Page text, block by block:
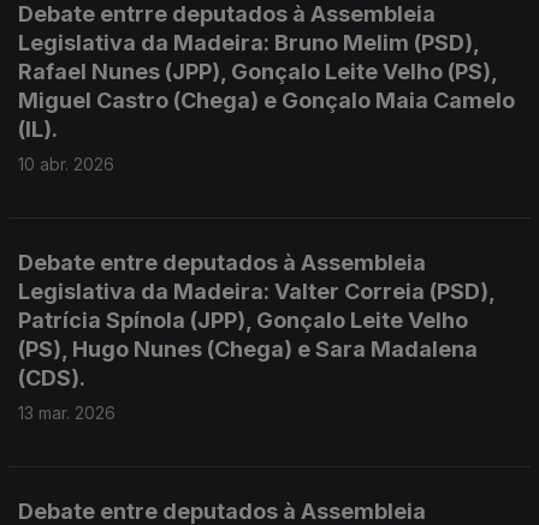
Debate entrre deputados à Assembleia
Legislativa da Madeira: Bruno Melim (PSD),
Rafael Nunes (JPP), Gonçalo Leite Velho (PS),
Miguel Castro (Chega) e Gonçalo Maia Camelo
(IL).
10 abr. 2026
Debate entre deputados à Assembleia
Legislativa da Madeira: Valter Correia (PSD),
Patrícia Spínola (JPP), Gonçalo Leite Velho
(PS), Hugo Nunes (Chega) e Sara Madalena
(CDS).
13 mar. 2026
Debate entre deputados à Assembleia